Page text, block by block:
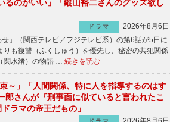
るのがいい」「縦山裕二さんのグッズ欲し
ドラマ
2026年8月6日
」（関西テレビ／フジテレビ系）の第6話が5日に
も復讐（ふくしゅう）を優先し、秘密の共犯関係
関水渚）の物語 … 続きを読む
～」「人間関係、特に人を指導するのはす
郎さんが『刑事面に似ていると言われたこ
ラマの帝王だもの」